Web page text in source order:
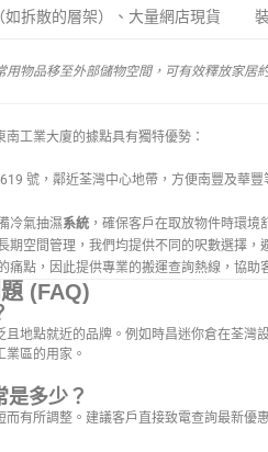
如拆散的層架）、大量網店現貨
用物品移至外部儲物空間，可有效釋放家居
工業大廈的據點具有獨特優勢：
號，鄰近荃灣中心地帶，方便南豐及華
冷氣抽濕系統 ，確保客戶在取放物件時環
期空間管理，我們均提供不同的呎數選擇，
痛點，因此提供專業的搬運查詢熱線，協助
(FAQ)
且地點就近的品牌。例如時昌迷你倉在荃灣
業區的用家。
是多少？
有所調整。建議客戶直接致電查詢最新優